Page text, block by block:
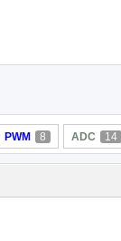
PWM 8 ADC 14